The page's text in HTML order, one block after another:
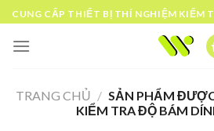
Skip
to
content
CUNG CẤP THIẾT BỊ THÍ NGHIỆM KIỂM
TRANG CHỦ / SẢN PHẨM
KIỂM TRA ĐỘ BÁM